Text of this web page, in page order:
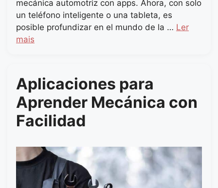
mecánica automotriz con apps. Ahora, con solo
un teléfono inteligente o una tableta, es
posible profundizar en el mundo de la … Ler
mais
Aplicaciones para
Aprender Mecánica con
Facilidad